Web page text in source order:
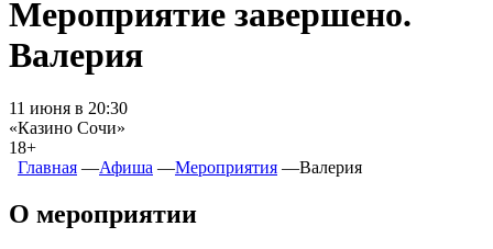
Мероприятие завершено.
Валерия
11 июня в 20:30
«Казино Сочи»
18+
Главная ―Афиша ―Мероприятия ―Валерия
О мероприятии